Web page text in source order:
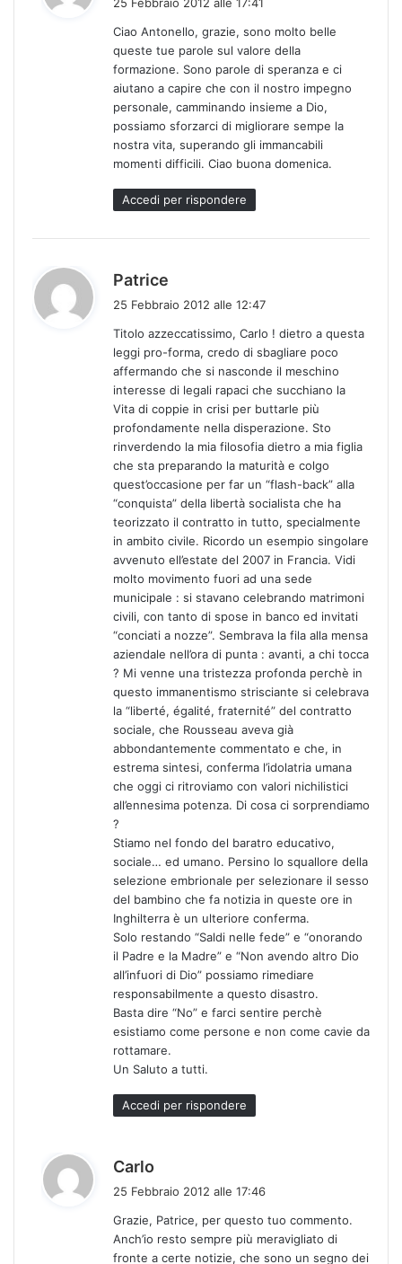
e
t
t
Ciao Antonello, grazie, sono molto belle
queste tue parole sul valore della
formazione. Sono parole di speranza e ci
aiutano a capire che con il nostro impegno
personale, camminando insieme a Dio,
possiamo sforzarci di migliorare sempe la
nostra vita, superando gli immancabili
momenti difficili. Ciao buona domenica.
Accedi per rispondere
Patrice
e
t
t
25 Febbraio 2012 alle 12:47
Titolo azzeccatissimo, Carlo ! dietro a questa
leggi pro-forma, credo di sbagliare poco
affermando che si nasconde il meschino
interesse di legali rapaci che succhiano la
Vita di coppie in crisi per buttarle più
profondamente nella disperazione. Sto
rinverdendo la mia filosofia dietro a mia figlia
che sta preparando la maturità e colgo
quest’occasione per far un “flash-back” alla
“conquista” della libertà socialista che ha
teorizzato il contratto in tutto, specialmente
in ambito civile. Ricordo un esempio singolare
avvenuto ell’estate del 2007 in Francia. Vidi
molto movimento fuori ad una sede
municipale : si stavano celebrando matrimoni
civili, con tanto di spose in banco ed invitati
“conciati a nozze”. Sembrava la fila alla mensa
aziendale nell’ora di punta : avanti, a chi tocca
? Mi venne una tristezza profonda perchè in
questo immanentismo strisciante si celebrava
la “liberté, égalité, fraternité” del contratto
sociale, che Rousseau aveva già
abbondantemente commentato e che, in
estrema sintesi, conferma l’idolatria umana
che oggi ci ritroviamo con valori nichilistici
all’ennesima potenza. Di cosa ci sorprendiamo
?
Stiamo nel fondo del baratro educativo,
sociale… ed umano. Persino lo squallore della
selezione embrionale per selezionare il sesso
del bambino che fa notizia in queste ore in
Inghilterra è un ulteriore conferma.
Solo restando “Saldi nelle fede” e “onorando
il Padre e la Madre” e “Non avendo altro Dio
all’infuori di Dio” possiamo rimediare
responsabilmente a questo disastro.
Basta dire “No” e farci sentire perchè
esistiamo come persone e non come cavie da
rottamare.
Un Saluto a tutti.
Accedi per rispondere
Carlo
e
t
25 Febbraio 2012 alle 17:46
Grazie, Patrice, per questo tuo commento.
Anch’io resto sempre più meravigliato di
fronte a certe notizie, che sono un segno dei